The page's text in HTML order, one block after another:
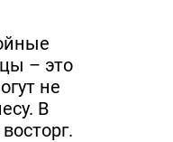
– это
не
В